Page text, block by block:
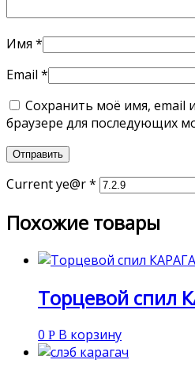
Имя *
Email *
Сохранить моё имя, email
браузере для последующих
Current ye@r*
Похожие товары
Торцевой спил
0 Р В корзину